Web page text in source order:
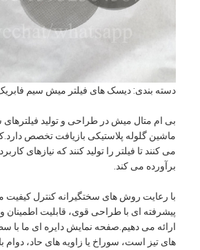
دسته بندی: دیسک های فیلتر میش سیم
بی ام متال میش در طراحی و تولید
ماشین گلوله پلاستیکی بازیافت تخصص
می کنند تا فیلتر را تولید کنند که نیازهای
برآورده می کند.
با رعایت روش های سختگیرانه کنترل کیفیت
پیشرفته ای با طراحی قوی، قابلیت اطمینان
ارائه می دهیم.صفحه نمایش دایره ای ما با
های تیز است، سوراخ یا زاویه های حاد، دوام